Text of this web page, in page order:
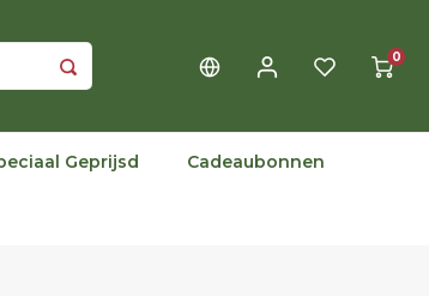
0
Geprijsd Cadeaubonnen